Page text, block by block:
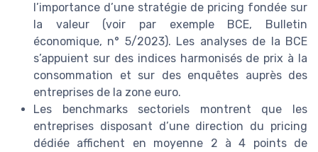
l’importance d’une stratégie de pricing fondée sur
la valeur (voir par exemple BCE, Bulletin
économique, n° 5/2023). Les analyses de la BCE
s’appuient sur des indices harmonisés de prix à la
consommation et sur des enquêtes auprès des
entreprises de la zone euro.
Les benchmarks sectoriels montrent que les
entreprises disposant d’une direction du pricing
dédiée affichent en moyenne 2 à 4 points de